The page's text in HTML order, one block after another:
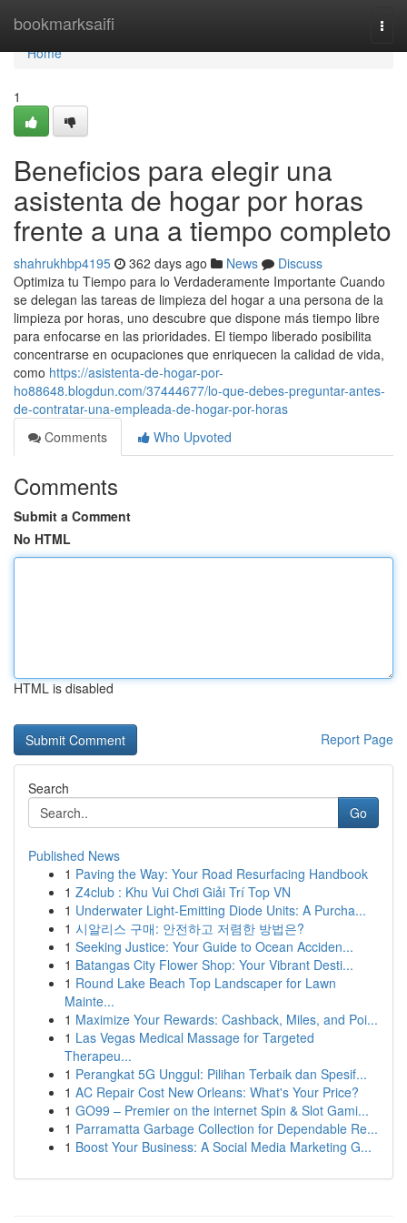
bookmarksaifi
Home
Home
1
Beneficios para elegir una
asistenta de hogar por horas
frente a una a tiempo completo
shahrukhbp4195 362 days ago News
Discuss
Optimiza tu Tiempo para lo Verdaderamente Importante Cuando
se delegan las tareas de limpieza del hogar a una persona de la
limpieza por horas, uno descubre que dispone más tiempo libre
para enfocarse en las prioridades. El tiempo liberado posibilita
concentrarse en ocupaciones que enriquecen la calidad de vida,
como https://asistenta-de-hogar-por-
ho88648.blogdun.com/37444677/lo-que-debes-preguntar-antes-
de-contratar-una-empleada-de-hogar-por-horas
Comments
Who Upvoted
Comments
Submit a Comment
No HTML
HTML is disabled
Report Page
Search
Go
Published News
1 Paving the Way: Your Road Resurfacing Handbook
1 Z4club : Khu Vui Chơi Giải Trí Top VN
1 Underwater Light-Emitting Diode Units: A Purcha...
1 시알리스 구매: 안전하고 저렴한 방법은?
1 Seeking Justice: Your Guide to Ocean Acciden...
1 Batangas City Flower Shop: Your Vibrant Desti...
1 Round Lake Beach Top Landscaper for Lawn
Mainte...
1 Maximize Your Rewards: Cashback, Miles, and Poi...
1 Las Vegas Medical Massage for Targeted
Therapeu...
1 Perangkat 5G Unggul: Pilihan Terbaik dan Spesif...
1 AC Repair Cost New Orleans: What's Your Price?
1 GO99 – Premier on the internet Spin & Slot Gami...
1 Parramatta Garbage Collection for Dependable Re...
1 Boost Your Business: A Social Media Marketing G...